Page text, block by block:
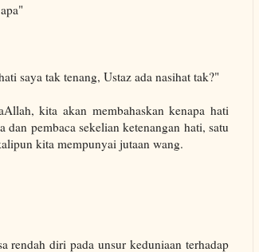
saya tak tenang, Ustaz ada nasihat tak?"
kita akan membahaskan kenapa hati
pembaca sekelian ketenangan hati, satu
kita mempunyai jutaan wang.
rendah diri pada unsur keduniaan terhadap